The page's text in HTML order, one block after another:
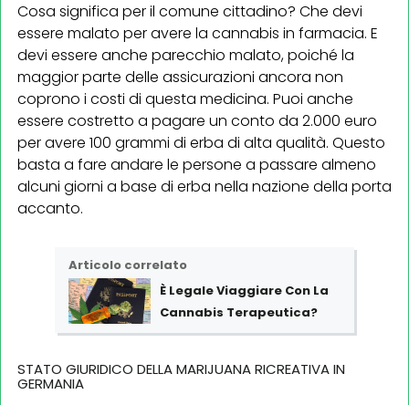
Cosa significa per il comune cittadino? Che devi
essere malato per avere la cannabis in farmacia. E
devi essere anche parecchio malato, poiché la
maggior parte delle assicurazioni ancora non
coprono i costi di questa medicina. Puoi anche
essere costretto a pagare un conto da 2.000 euro
per avere 100 grammi di erba di alta qualità. Questo
basta a fare andare le persone a passare almeno
alcuni giorni a base di erba nella nazione della porta
accanto.
Articolo correlato
È Legale Viaggiare Con La
Cannabis Terapeutica?
STATO GIURIDICO DELLA MARIJUANA RICREATIVA IN
GERMANIA